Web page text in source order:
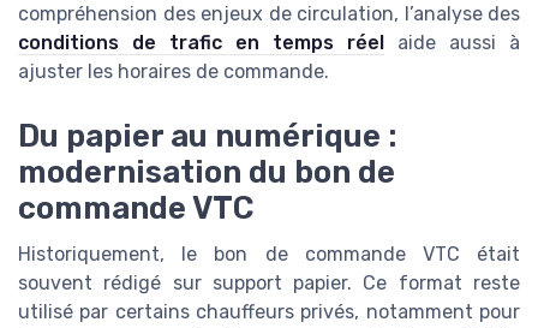
compréhension des enjeux de circulation, l’analyse des
conditions de trafic en temps réel
aide aussi à
ajuster les horaires de commande.
Du papier au numérique :
modernisation du bon de
commande VTC
Historiquement, le bon de commande VTC était
souvent rédigé sur support papier. Ce format reste
utilisé par certains chauffeurs privés, notamment pour